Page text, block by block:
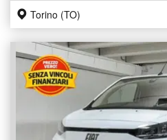
Torino (TO)